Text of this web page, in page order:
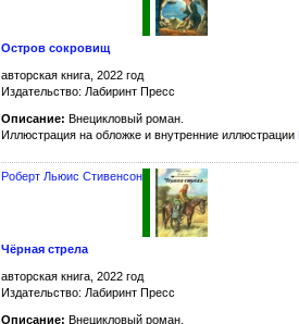
Остров сокровищ
авторская книга, 2022 год
Издательство: Лабиринт Пресс
Описание: Внецикловый роман.
Иллюстрация на обложке и внутренние иллюстрации
Роберт Льюис Стивенсон
Чёрная стрела
авторская книга, 2022 год
Издательство: Лабиринт Пресс
Описание: Внецикловый роман.